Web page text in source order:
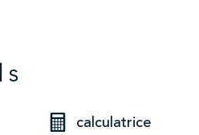
calculatrice